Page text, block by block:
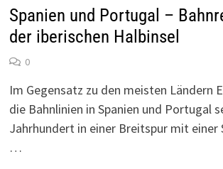
Spanien und Portugal –
der iberischen Halbinsel
0
Im Gegensatz zu den meisten Ländern
die Bahnlinien in Spanien und Portugal
Jahrhundert in einer Breitspur mit einer
…